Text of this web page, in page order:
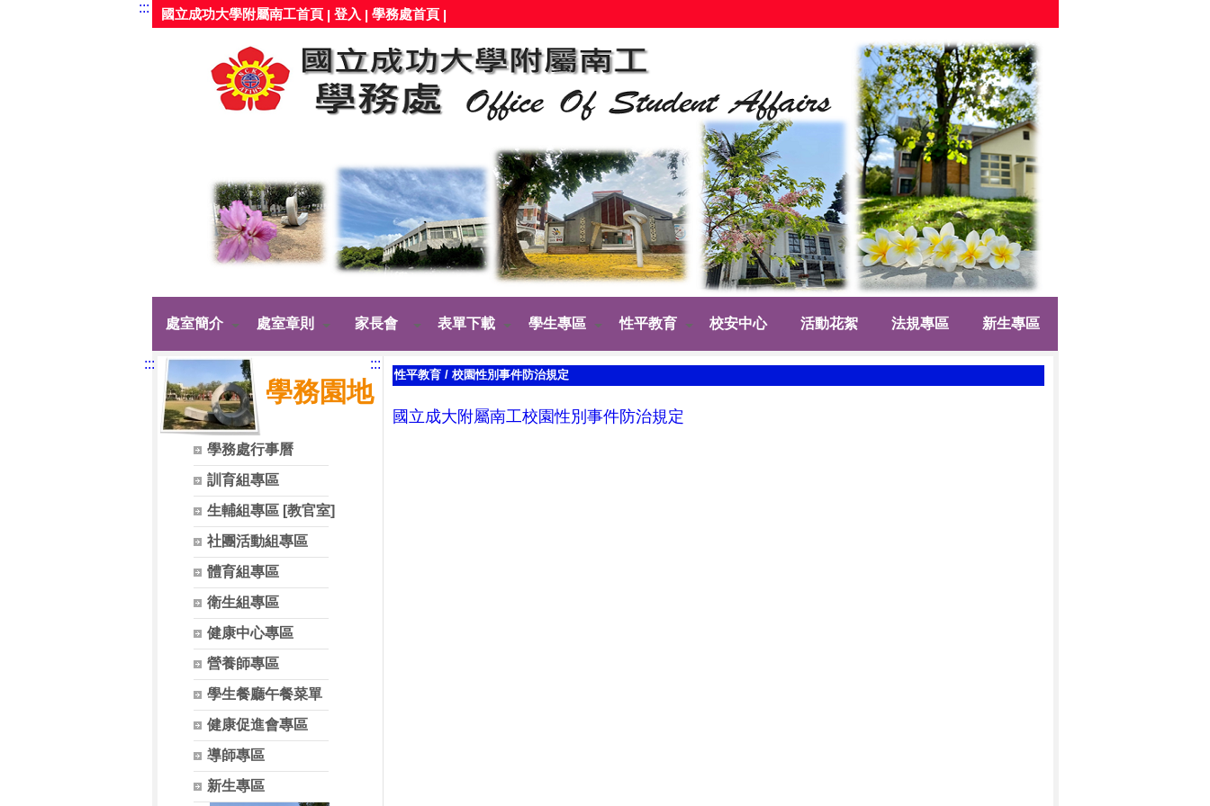
::: 國立成功大學附屬南工首頁| 登入 | 學務處首頁|
處室簡介 處室章則 家長會 表單下載 學生專區 性平教育 校安中心 活動花絮 法規專區 新生專區
:::
學務園地
學務處行事曆
訓育組專區
生輔組專區 [教官室]
社團活動組專區
體育組專區
衛生組專區
健康中心專區
營養師專區
學生餐廳午餐菜單
健康促進會專區
導師專區
新生專區
:::
性平教育/ 校園性別事件防治規定
國立成大附屬南工校園性別事件防治規定